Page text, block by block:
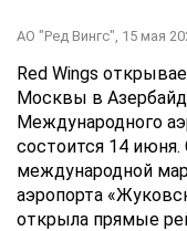
АО "Ред Вингс", 15 мая
Red Wings
Москвы в
Международного
состоится 14 июня.
международной
аэропорта
открыла прямые